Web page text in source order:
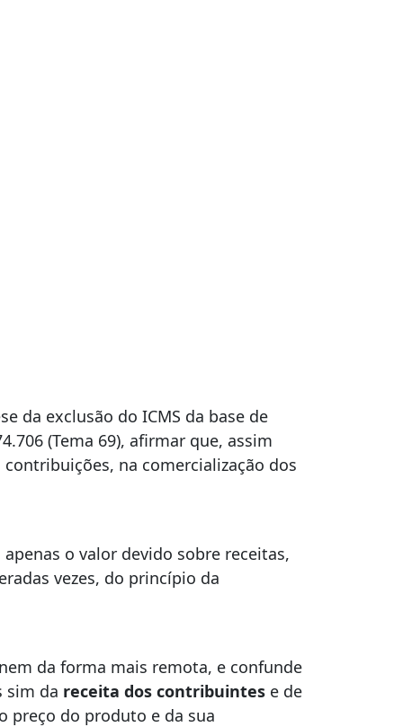
da exclusão do ICMS da base de
(Tema 69), afirmar que, assim
na comercialização dos
o valor devido sobre receitas,
vezes, do princípio da
da forma mais remota, e confunde
sim da receita dos contribuintes e de
preço do produto e da sua